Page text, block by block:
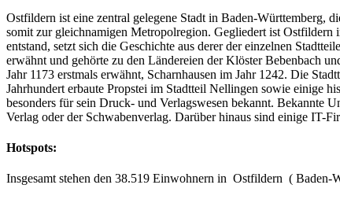
Ostfildern ist eine zentral gelegene Stadt in Baden-Württemberg,
somit zur gleichnamigen Metropolregion. Gegliedert ist Ostfildern
entstand, setzt sich die Geschichte aus derer der einzelnen
erwähnt und gehörte zu den Ländereien der Klöster Bebenbach
Jahr 1173 erstmals erwähnt, Scharnhausen im Jahr 1242. Die
Jahrhundert erbaute Propstei im Stadtteil Nellingen sowie einige
besonders für sein Druck- und Verlagswesen bekannt. Bekannte
Verlag oder der Schwabenverlag. Darüber hinaus sind einige IT-
Hotspots:
Insgesamt stehen den 38.519 Einwohnern in Ostfildern (